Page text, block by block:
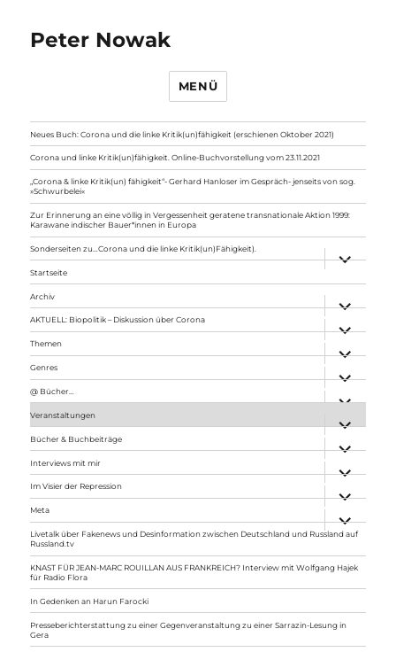
Peter Nowak
MENÜ
Neues Buch: Corona und die linke Kritik(un)fähigkeit (erschienen Oktober 2021)
Corona und linke Kritik(un)fähigkeit. Online-Buchvorstellung vom 23.11.2021
„Corona & linke Kritik(un) fähigkeit“- Gerhard Hanloser im Gespräch- jenseits von sog.
»Schwurbelei«
Zur Erinnerung an eine völlig in Vergessenheit geratene transnationale Aktion 1999:
Karawane indischer Bauer*innen in Europa
Sonderseiten zu…Corona und die linke Kritik(un)Fähigkeit).
anzeigen
Startseite
Archiv
anzeigen
AKTUELL: Biopolitik – Diskussion über Corona
anzeigen
Themen
anzeigen
Genres
anzeigen
@ Bücher…
Veranstaltungen
anzeigen
Bücher & Buchbeiträge
anzeigen
Interviews mit mir
anzeigen
Im Visier der Repression
anzeigen
Meta
anzeigen
Livetalk über Fakenews und Desinformation zwischen Deutschland und Russland auf
Russland.tv
KNAST FÜR JEAN-MARC ROUILLAN AUS FRANKREICH? Interview mit Wolfgang Hajek
für Radio Flora
In Gedenken an Harun Farocki
Presseberichterstattung zu einer Gegenveranstaltung zu einer Sarrazin-Lesung in
Gera